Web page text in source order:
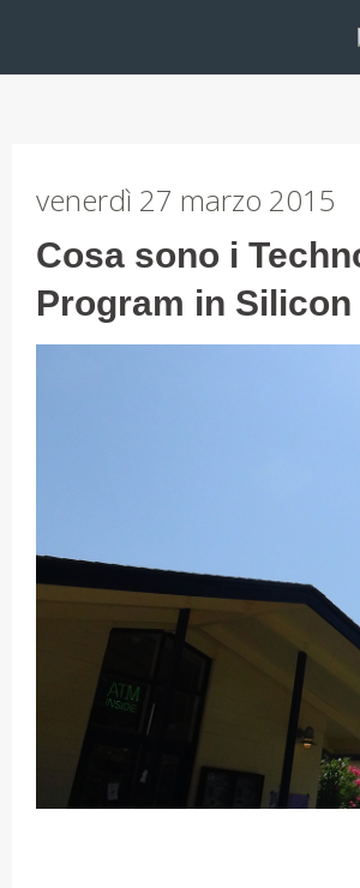
venerdì 27 marzo 2015
Cosa sono i
Program in Silicon